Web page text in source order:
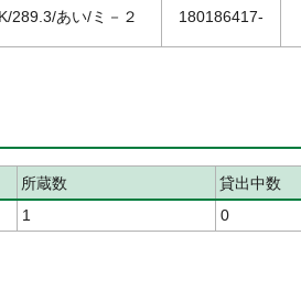
K/289.3/あい/ミ－２ 180186417-
所蔵数
貸出中数
1 0